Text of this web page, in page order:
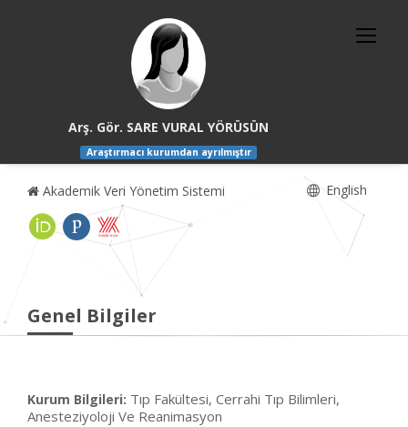
Arş. Gör. SARE VURAL YÖRÜSÜN
Araştırmacı kurumdan ayrılmıştır
Akademik Veri Yönetim Sistemi English
Genel Bilgiler
Kurum Bilgileri: Tıp Fakültesi, Cerrahi Tıp Bilimleri,
Anesteziyoloji Ve Reanimasyon